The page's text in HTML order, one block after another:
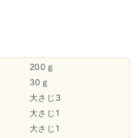
200ｇ
30ｇ
大さじ3
大さじ1
大さじ1